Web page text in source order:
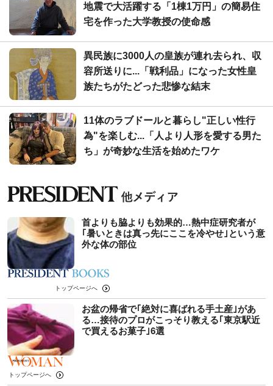
地震で大活躍する「1棟1万円」の簡易住
宅を作った大学教授の使命感
異民族に3000人の皇族が連れ去られ、収
容所送りに...「戦利品」になった女性皇
族たちがたどった悲惨な結末
11体のラブドールと暮らし"正しい性行
為"を楽しむ...「人より人形を愛する男た
ち」が奇妙な生活を始めたワケ
首よりも脇よりも効果的…熱中症研究者が
｢暑いときは真っ先にここを冷やせ｣という意
外な体の部位
トップページへ
お盆の帰省で｢絶対に喜ばれる手土産｣があ
る…接待のプロがこっそり教える｢東京駅近
で買えるお菓子｣6選
トップページへ